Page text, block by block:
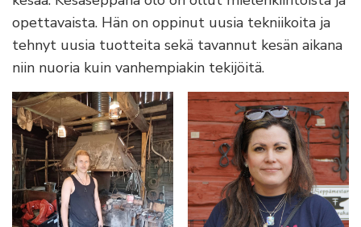
opettavaista. Hän on oppinut uusia tekniikoita ja
tehnyt uusia tuotteita sekä tavannut kesän aikana
niin nuoria kuin vanhempiakin tekijöitä.